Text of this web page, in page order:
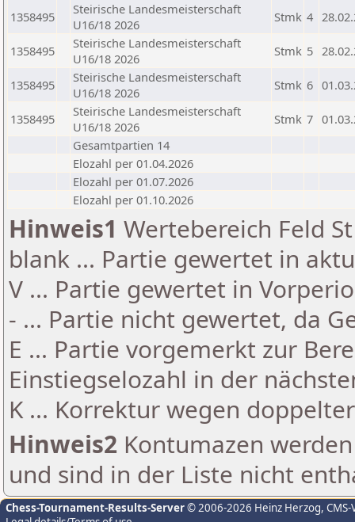
1358495
Steirische Landesmeisterschaft
U16/18 2026
Stmk 4
1358495
Steirische Landesmeisterschaft
U16/18 2026
Stmk 5
1358495
Steirische Landesmeisterschaft
U16/18 2026
Stmk 6
1358495
Steirische Landesmeisterschaft
U16/18 2026
Stmk 7
Gesamtpartien 14
Elozahl per 01.04.2026
Elozahl per 01.07.2026
Elozahl per 01.10.2026
Hinweis1 Wertebereich Feld
blank ... Partie gewertet in
V ... Partie gewertet in
- ... Partie nicht gewertet, da
E ... Partie vorgemerkt zur
Einstiegselozahl in der
K ... Korrektur wegen
Hinweis2 Kontumazen
und sind in der Liste nicht
Chess-Tournament-Results-Server© 2006-2026 Heinz Herzog,